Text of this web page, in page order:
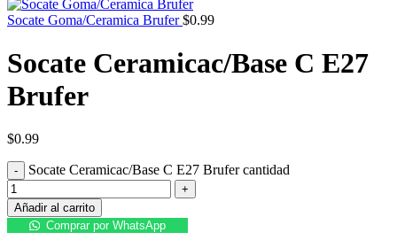
Socate Goma/Ceramica Brufer$0.99
Socate Ceramicac/Base C E27
Brufer
$0.99
Socate Ceramicac/Base C E27 Brufer cantidad
Añadir al carrito
Comprar por WhatsApp